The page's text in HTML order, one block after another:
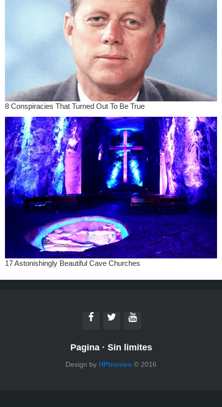
Pagina· Sin limites
Design by HPtronics © 2016